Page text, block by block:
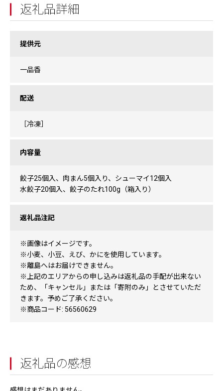
返礼品詳細
提供元
一品香
配送
［冷凍］
内容量
餃子25個入、肉まん5個入り、シューマイ12個入
水餃子20個入、餃子のたれ100g（箱入り）
返礼品注記
※画像はイメージです。
※小麦、小豆、えび、かにを使用しています。
※離島へはお届けできません。
※上記のエリアからの申し込みは返礼品の手配が出来ない
ため、「キャンセル」または「寄附のみ」とさせていただ
きます。予めご了承ください。
※商品コード: 56560629
返礼品の感想